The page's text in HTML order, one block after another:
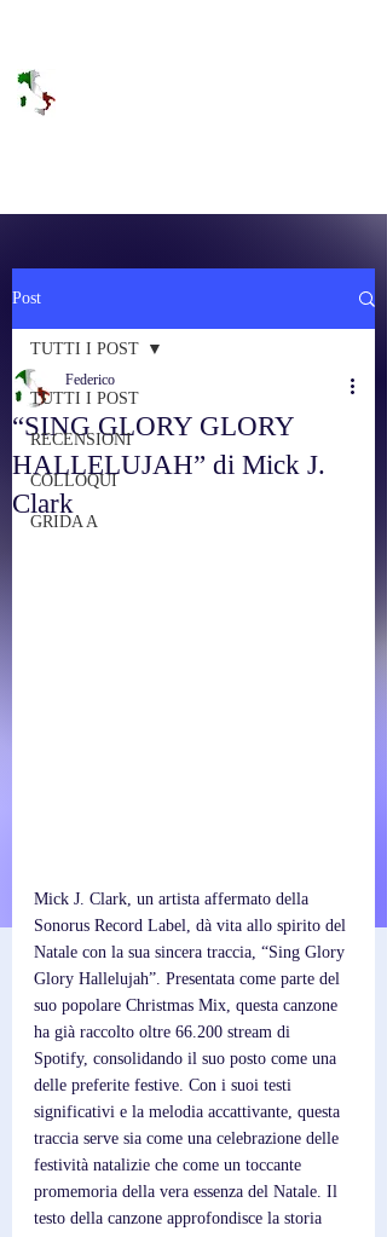
Post
TUTTI I POST
RECENSIONI
COLLOQUI
GRIDA A
TUTTI I POST
“SING GLORY GLORY
HALLELUJAH” di Mick J.
Clark
Federico
Mick J. Clark, un artista affermato della
Sonorus Record Label, dà vita allo spirito del
Natale con la sua sincera traccia, “Sing Glory
Glory Hallelujah”. Presentata come parte del
suo popolare Christmas Mix, questa canzone
ha già raccolto oltre 66.200 stream di
Spotify, consolidando il suo posto come una
delle preferite festive. Con i suoi testi
significativi e la melodia accattivante, questa
traccia serve sia come una celebrazione delle
festività natalizie che come un toccante
promemoria della vera essenza del Natale. Il
testo della canzone approfondisce la storia